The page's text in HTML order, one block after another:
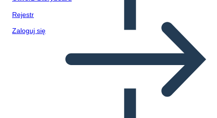
Rejestr
Zaloguj się